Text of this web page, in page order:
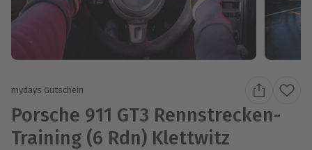
mydays Gutschein
Porsche 911 GT3 Rennstrecken-
Training (6 Rdn) Klettwitz